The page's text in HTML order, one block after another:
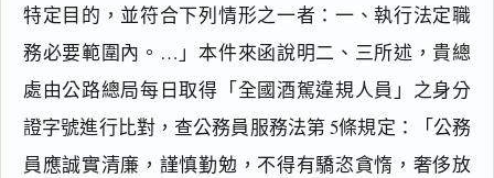
特定目的，並符合下列情形之一者：一、執行法定職
務必要範圍內。…」本件來函說明二、三所述，貴總
處由公路總局每日取得「全國酒駕違規人員」之身分
證字號進行比對，查公務員服務法第 5條規定：「公務
員應誠實清廉，謹慎勤勉，不得有驕恣貪惰，奢侈放
搜尋